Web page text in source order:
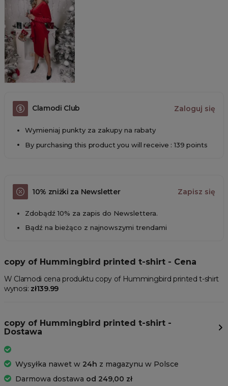
Clamodi Club Zaloguj się
Wymieniaj punkty za zakupy na rabaty
By purchasing this product you will receive : 139 points
10% zniżki za Newsletter Zapisz się
Zdobądź 10% za zapis do Newslettera.
Bądź na bieżąco z najnowszymi trendami
copy of Hummingbird printed t-shirt - Cena
W Clamodi cena produktu copy of Hummingbird printed t-shirt
wynosi: zł139.99
copy of Hummingbird printed t-shirt -
Dostawa
Wysyłka nawet w 24h z magazynu w Polsce
Darmowa dostawa od 249,00 zł